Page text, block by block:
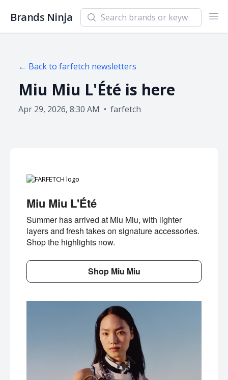
Brands Ninja Search newsletters and brands
← Back to farfetch newsletters
Miu Miu L'Été is here
Apr 29, 2026, 8:30 AM • farfetch
Miu Miu L'Été
Summer has arrived at Miu Miu, with lighter
layers and fresh takes on signature accessories.
Shop the highlights now.
Shop Miu Miu